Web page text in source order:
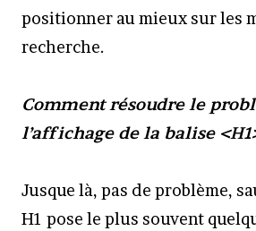
positionner au mieux sur les
recherche.
Comment résoudre le
l’affichage de la balise
Jusque là, pas de problème,
H1 pose le plus souvent